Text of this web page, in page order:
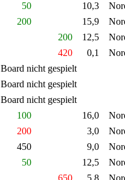
50 10,3
200 15,9
200 12,5
420 0,1
Board nicht gespielt
Board nicht gespielt
Board nicht gespielt
100 16,0
200 3,0
450 9,0
50 12,5
650 5,8